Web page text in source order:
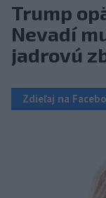
Trump
Nevadí
jadrovú
Zdieľaj na